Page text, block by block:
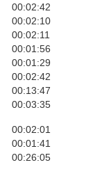
00:02:42
00:02:10
00:02:11
00:01:56
00:01:29
00:02:42
00:13:47
00:03:35
00:02:01
00:01:41
00:26:05